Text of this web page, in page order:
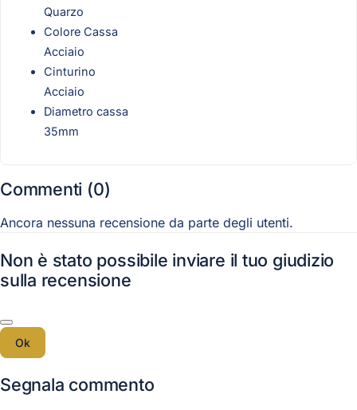
Quarzo
Colore Cassa
Acciaio
Cinturino
Acciaio
Diametro cassa
35mm
Commenti (0)
Ancora nessuna recensione da parte degli utenti.
Non è stato possibile inviare il tuo giudizio
sulla recensione
Ok
Segnala commento